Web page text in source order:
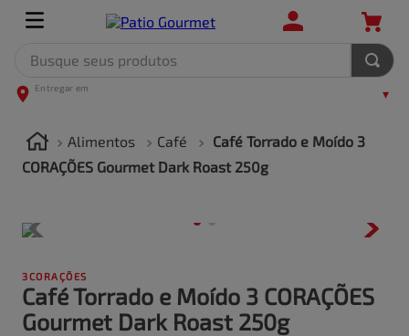
Alimentos Café
Café Torrado e Moído 3
CORAÇÕES Gourmet Dark Roast 250g
3CORAÇÕES
Café Torrado e Moído 3 CORAÇÕES
Gourmet Dark Roast 250g
TERMOS MAIS BUSCADOS
2º
frango
4